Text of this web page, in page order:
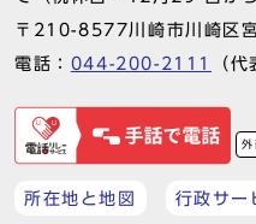
〒210-8577川崎市川崎区
電話： 044-200-2111 （代
外
所在地と地図 行政サー